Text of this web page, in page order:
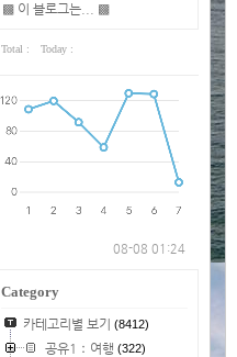
▩ 이 블로그는... ▩
Total : Today :
08-08 01:24
Category
카테고리별 보기 (8412)
공유1：여행 (322)